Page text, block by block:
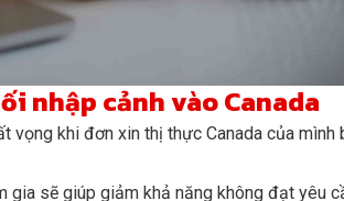
nhập cảnh vào Canada
vọng khi đơn xin thị thực Canada của mình
sẽ giúp giảm khả năng không đạt yêu